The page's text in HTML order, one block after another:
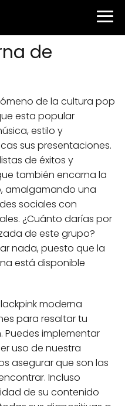
de
de la cultura pop
esta popular
estilo y
sus presentaciones.
de éxitos y
también encarna la
amalgamando una
sociales con
¿Cuánto darías por
de este grupo?
nada, puesto que la
está disponible
moderna
para resaltar tu
implementar
uso de nuestra
asegurar que son las
Incluso
de su contenido